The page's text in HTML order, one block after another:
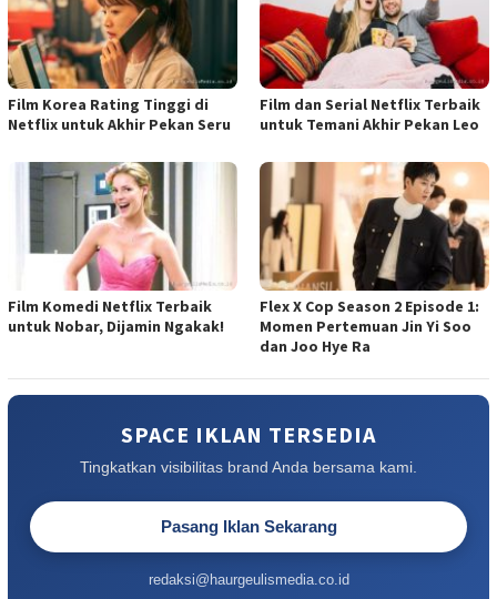
Film Korea Rating Tinggi di
Netflix untuk Akhir Pekan Seru
Film dan Serial Netflix Terbaik
untuk Temani Akhir Pekan Leo
Film Komedi Netflix Terbaik
untuk Nobar, Dijamin Ngakak!
Flex X Cop Season 2 Episode 1:
Momen Pertemuan Jin Yi Soo
dan Joo Hye Ra
SPACE IKLAN TERSEDIA
Tingkatkan visibilitas brand Anda bersama kami.
Pasang Iklan Sekarang
redaksi@haurgeulismedia.co.id